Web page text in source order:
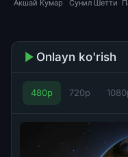
Акшай Кумар Сунил Шетти
Onlayn ko'rish
480p 720p